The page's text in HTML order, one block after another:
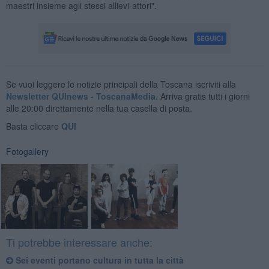
maestri insieme agli stessi allievi-attori".
Se vuoi leggere le notizie principali della Toscana iscriviti alla
Newsletter QUInews - ToscanaMedia. Arriva gratis tutti i giorni
alle 20:00 direttamente nella tua casella di posta.
Basta cliccare QUI
Fotogallery
Ti potrebbe interessare anche:
Sei eventi portano cultura in tutta la città